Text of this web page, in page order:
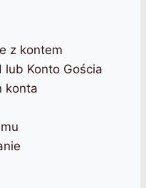
z kontem
Konto Gościa
konta